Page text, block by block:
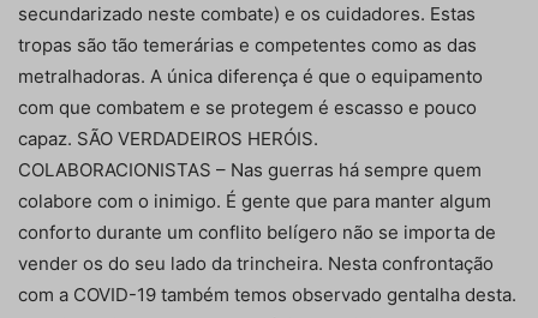
secundarizado neste combate) e os cuidadores. Estas
tropas são tão temerárias e competentes como as das
metralhadoras. A única diferença é que o equipamento
com que combatem e se protegem é escasso e pouco
capaz. SÃO VERDADEIROS HERÓIS.
COLABORACIONISTAS – Nas guerras há sempre quem
colabore com o inimigo. É gente que para manter algum
conforto durante um conflito belígero não se importa de
vender os do seu lado da trincheira. Nesta confrontação
com a COVID-19 também temos observado gentalha desta.